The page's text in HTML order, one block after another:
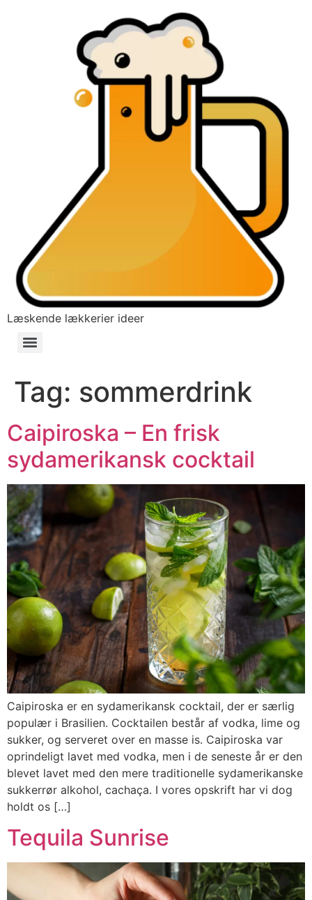
Læskende lækkerier ideer
Tag: sommerdrink
Caipiroska – En frisk
sydamerikansk cocktail
Caipiroska er en sydamerikansk cocktail, der er særlig
populær i Brasilien. Cocktailen består af vodka, lime og
sukker, og serveret over en masse is. Caipiroska var
oprindeligt lavet med vodka, men i de seneste år er den
blevet lavet med den mere traditionelle sydamerikanske
sukkerrør alkohol, cachaça. I vores opskrift har vi dog
holdt os […]
Tequila Sunrise